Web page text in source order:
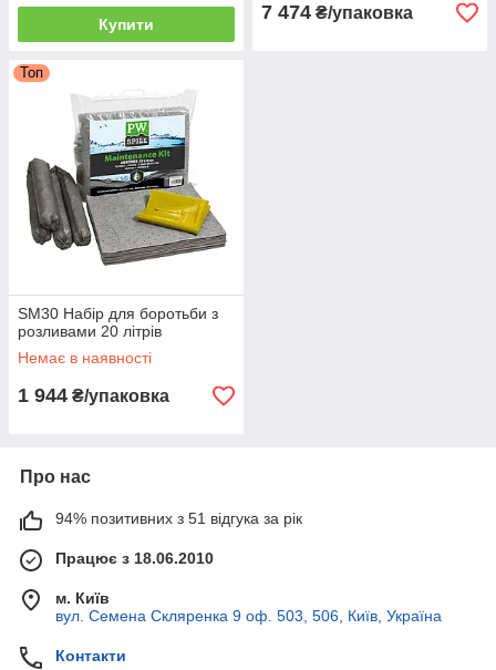
Купити
7 474 ₴/упаковка
Топ
SM30 Набір для боротьби з
розливами 20 літрів
Немає в наявності
1 944 ₴/упаковка
Про нас
94% позитивних з 51 відгука за рік
Працює з 18.06.2010
м. Київ
вул. Семена Скляренка 9 оф. 503, 506, Київ, Україна
Контакти